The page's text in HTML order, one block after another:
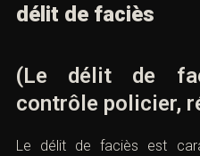
délit de faciès
(Le délit de
contrôle policier,
Le délit de faciès est